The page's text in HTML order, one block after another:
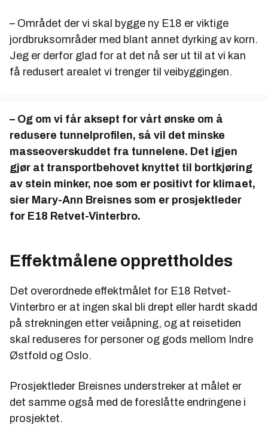
– Området der vi skal bygge ny E18 er viktige
jordbruksområder med blant annet dyrking av korn.
Jeg er derfor glad for at det nå ser ut til at vi kan
få redusert arealet vi trenger til veibyggingen.
– Og om vi får aksept for vårt ønske om å
redusere tunnelprofilen, så vil det minske
masseoverskuddet fra tunnelene. Det igjen
gjør at transportbehovet knyttet til bortkjøring
av stein minker, noe som er positivt for klimaet,
sier Mary-Ann Breisnes som er prosjektleder
for E18 Retvet-Vinterbro.
Effektmålene opprettholdes
Det overordnede effektmålet for E18 Retvet-
Vinterbro er at ingen skal bli drept eller hardt skadd
på strekningen etter veiåpning, og at reisetiden
skal reduseres for personer og gods mellom Indre
Østfold og Oslo.
Prosjektleder Breisnes understreker at målet er
det samme også med de foreslåtte endringene i
prosjektet.